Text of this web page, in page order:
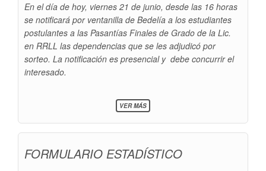
En el día de hoy, viernes 21 de junio, desde las 16 horas
se notificará por ventanilla de Bedelía a los estudiantes
postulantes a las Pasantías Finales de Grado de la Lic.
en RRLL las dependencias que se les adjudicó por
sorteo. La notificación es presencial y debe concurrir el
interesado.
VER MÁSSOBRE
PASANTÍAS
DE
LIC.
FORMULARIO ESTADÍSTICO